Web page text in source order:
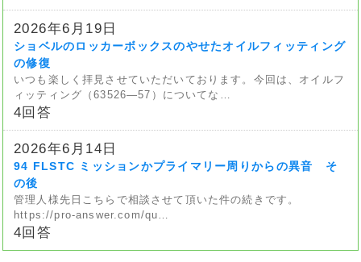
2026年6月19日
ショベルのロッカーボックスのやせたオイルフィッティング
の修復
いつも楽しく拝見させていただいております。今回は、オイルフ
ィッティング（63526—57）についてな…
4回答
2026年6月14日
94 FLSTC ミッションかプライマリー周りからの異音 そ
の後
管理人様先日こちらで相談させて頂いた件の続きです。
https://pro-answer.com/qu…
4回答